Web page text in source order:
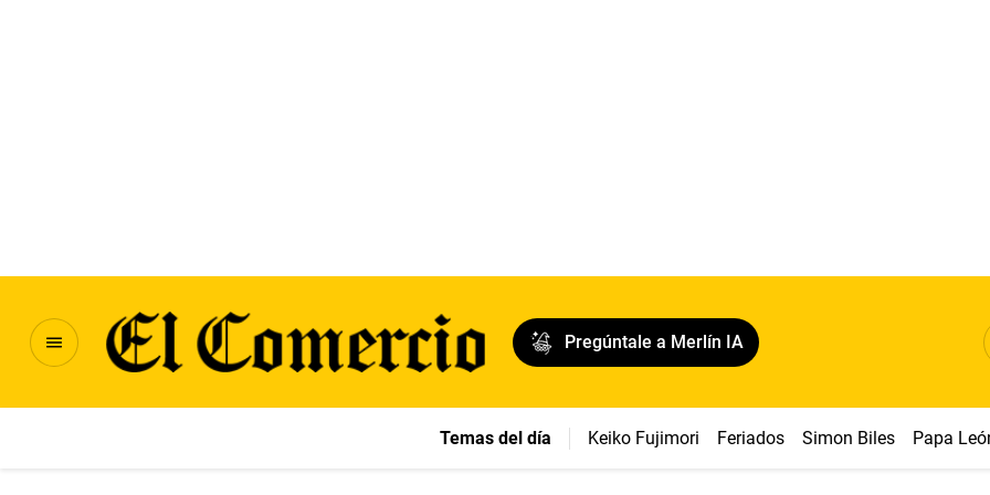
Pregúntale a Merlín IA
Temas del día Keiko Fujimori Feriados Simon Biles Papa